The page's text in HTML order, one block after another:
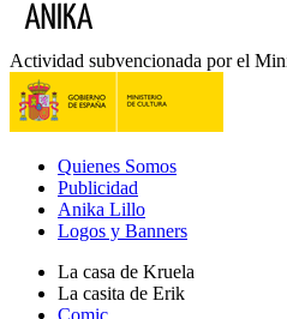
Actividad subvencionada por el
Quienes Somos
Publicidad
Anika Lillo
Logos y Banners
La casa de Kruela
La casita de Erik